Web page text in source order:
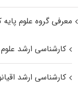
معرفی گروه علوم
کارشناسی ارشد
کارشناسی ارشد